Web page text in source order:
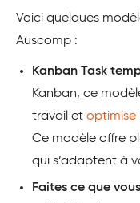
Voici quelques
Auscomp :
Kanban Task
Kanban, ce
travail et optimise
Ce modèle offre
qui s’adaptent à
Faites ce que